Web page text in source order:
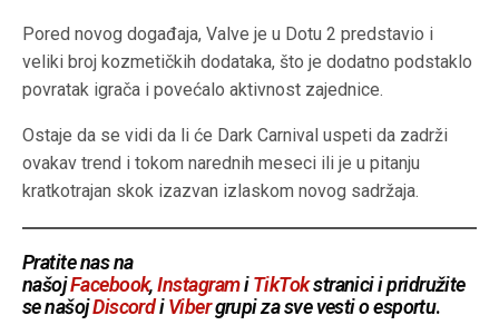
Pored novog događaja, Valve je u Dotu 2 predstavio i
veliki broj kozmetičkih dodataka, što je dodatno podstaklo
povratak igrača i povećalo aktivnost zajednice.
Ostaje da se vidi da li će Dark Carnival uspeti da zadrži
ovakav trend i tokom narednih meseci ili je u pitanju
kratkotrajan skok izazvan izlaskom novog sadržaja.
Pratite nas na
našojFacebook,InstagramiTikTokstranici i pridružite
se našojDiscordiVibergrupi za sve vesti o esportu.